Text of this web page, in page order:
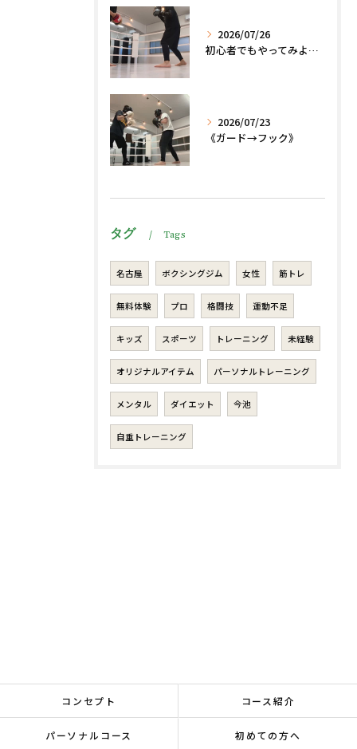
2026/07/26
初心者でもやってみよう、格闘技でダイエット、脂肪燃焼🔥
2026/07/23
《ガード→フック》
タグ Tags
名古屋 ボクシングジム 女性 筋トレ
無料体験 プロ 格闘技 運動不足
キッズ スポーツ トレーニング 未経験
オリジナルアイテム パーソナルトレーニング
メンタル ダイエット 今池
自重トレーニング
コンセプト コース紹介
パーソナルコース 初めての方へ